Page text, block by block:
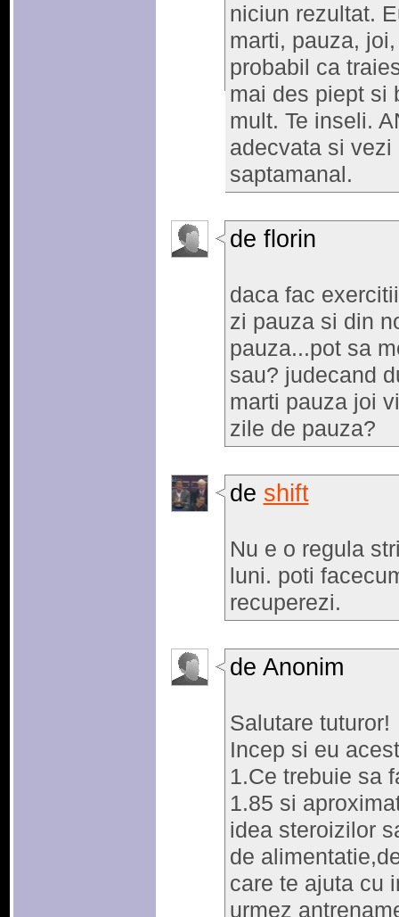
niciun rezultat.
marti, pauza,
probabil ca
mai des piept si
mult. Te inseli.
adecvata si vezi
saptamanal.
de florin
daca fac
zi pauza si din
pauza...pot sa
sau? judecand
marti pauza joi
zile de pauza?
de shift
Nu e o regula
luni. poti
recuperezi.
de Anonim
Salutare tuturor!
Incep si eu
1.Ce trebuie sa
1.85 si
idea steroizilor
de
care te ajuta cu
urmez